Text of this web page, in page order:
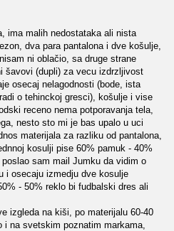
ima malih nedostataka ali nista
dva para pantalona i dve košulje,
ni oblačio, sa druge strane
šavovi (dupli) za vecu izdrzljivost
osecaj nelagodnosti (bode, ista
o tehinckoj gresci), košulje i vise
receno nema potporavanja tela,
nesto sto mi je bas upalo u uci
materijala za razliku od pantalona,
kosulji pise 60% pamuk - 40%
sam mail Jumku da vidim o
i osecaju izmedju dve kosulje
- 50% reklo bi fudbalski dres ali
izgleda na kiši, po materijalu 60-40
i na svetskim poznatim markama,